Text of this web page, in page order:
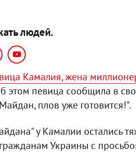
людей.
Камалия, жена
этом певица сообщила в
плов уже готовится!".
у Камалии остались
Украины с